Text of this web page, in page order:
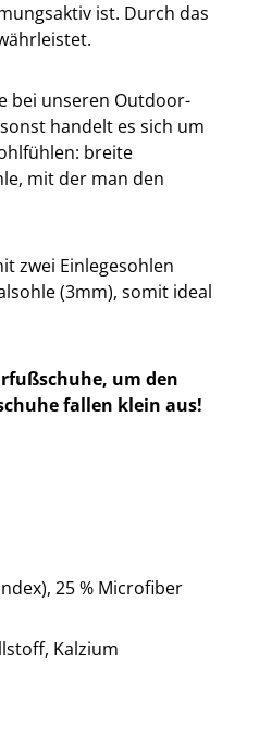
ist. Durch das
bei unseren Outdoor-
handelt es sich um
breite
mit der man den
zwei Einlegesohlen
(3mm), somit ideal
um den
fallen klein aus!
25 % Microfiber
Kalzium